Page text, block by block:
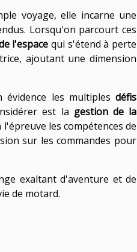
voyage, elle incarne une
Lorsqu'on parcourt ces
l'espace qui s'étend à perte
ajoutant une dimension
les multiples défis
est la gestion de la
les compétences de
sur les commandes pour
exaltant d'aventure et de
de motard.